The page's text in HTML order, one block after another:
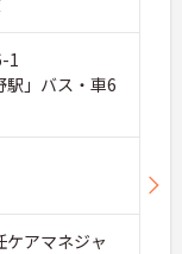
1
駅」バス・車6
アマネジャ